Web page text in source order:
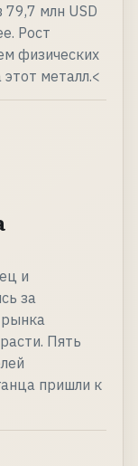
млн USD
Рост
физических
металл.<
и
за
рынка
Пять
пришли к